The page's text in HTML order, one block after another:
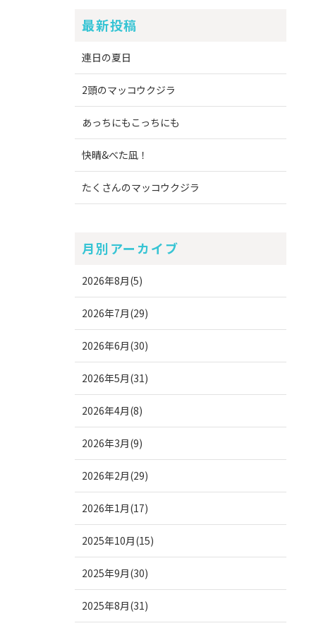
最新投稿
連日の夏日
2頭のマッコウクジラ
あっちにもこっちにも
快晴&べた凪！
たくさんのマッコウクジラ
月別アーカイブ
2026年8月(5)
2026年7月(29)
2026年6月(30)
2026年5月(31)
2026年4月(8)
2026年3月(9)
2026年2月(29)
2026年1月(17)
2025年10月(15)
2025年9月(30)
2025年8月(31)